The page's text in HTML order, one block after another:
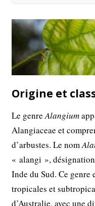
Origine et
Le genreAlangium
Alangiaceae et
d’arbustes. Le nom
« alangi »,
Inde du Sud. Ce
tropicales et
d’Australie, avec une